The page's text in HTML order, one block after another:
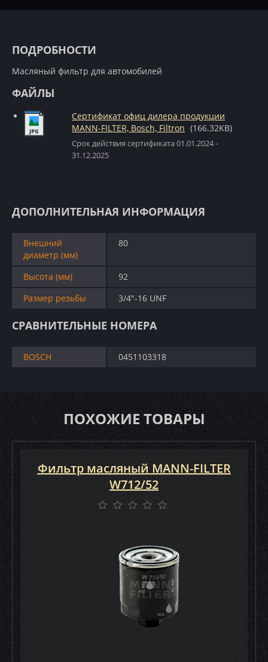
ПОДРОБНОСТИ
Масляный фильтр для автомобилей
ФАЙЛЫ
Сертификат офиц дилера продукции
MANN-FILTER, Bosch, Filtron (166.32KB)
Срок действия сертификата 01.01.2024 -
31.12.2025
ДОПОЛНИТЕЛЬНАЯ ИНФОРМАЦИЯ
Внешний
диаметр (мм)
80
Высота (мм)
92
Размер резьбы
3/4"-16 UNF
СРАВНИТЕЛЬНЫЕ НОМЕРА
BOSCH 0451103318
ПОХОЖИЕ ТОВАРЫ
Фильтр масляный MANN-FILTER
W712/52